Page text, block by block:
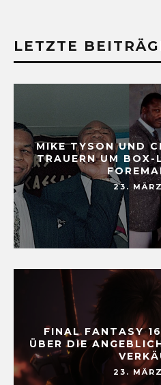
LETZTE
MIKE TYSON UND
TRAUERN UM BOX-
23.
FINAL FANTASY
ÜBER DIE
23.